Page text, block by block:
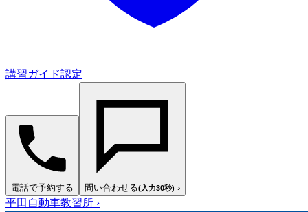
講習ガイド認定
電話で予約する 問い合わせる(入力30秒) ›
平田自動車教習所 ›